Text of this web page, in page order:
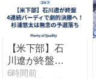
録取り消しの
声も」→「マ
ジで国の恥
だ」「2002年
まで疑う価値
がある」「国
【米下部】石
川遼が終盤4
連続バーディ
6時間前